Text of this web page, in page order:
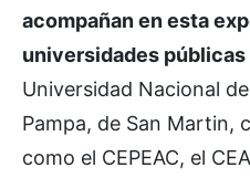
acompañan en esta
universidades
Universidad Nacional
Pampa, de San Martin,
como el CEPEAC, el